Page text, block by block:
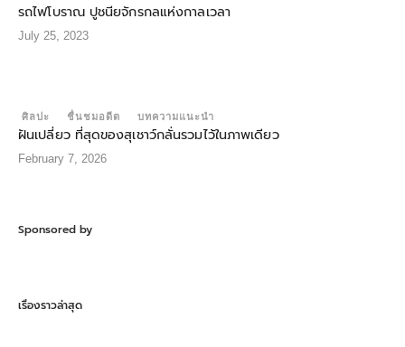
รถไฟโบราณ ปูชนียจักรกลแห่งกาลเวลา
July 25, 2023
ศิลปะ ชื่นชมอดีต บทความแนะนำ
ฝันเปลี่ยว ที่สุดของสุเชาว์กลั่นรวมไว้ในภาพเดียว
February 7, 2026
Sponsored by
เรื่องราวล่าสุด